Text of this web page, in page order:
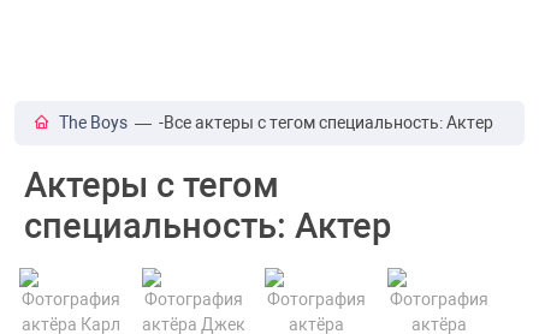
The Boys — -Все актеры с тегом специальность: Актер
Актеры с тегом
специальность: Актер